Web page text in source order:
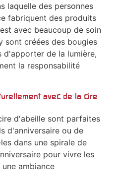
laquelle des personnes
fabriquent des produits
avec beaucoup de soin
sont créées des bougies
d'apporter de la lumière,
la responsabilité
avec de la cire
d'abeille sont parfaites
d'anniversaire ou de
dans une spirale de
pour vivre les
ambiance